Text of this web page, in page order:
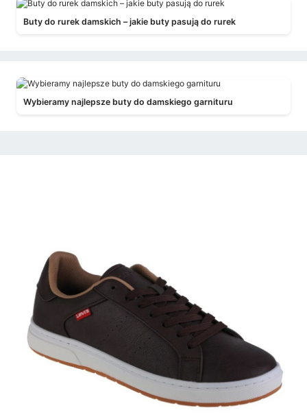
Buty do rurek damskich – jakie buty pasują do rurek
Wybieramy najlepsze buty do damskiego garnituru